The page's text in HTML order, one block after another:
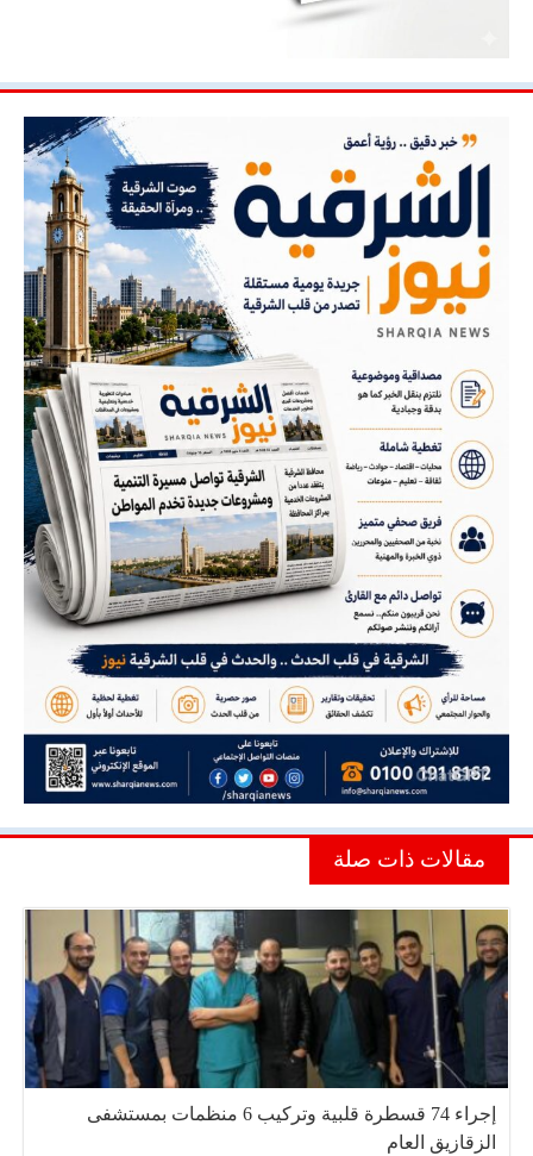
مقالات ذات صلة
إجراء 74 قسطرة قلبية وتركيب 6 منظمات بمستشفى
الزقازيق العام